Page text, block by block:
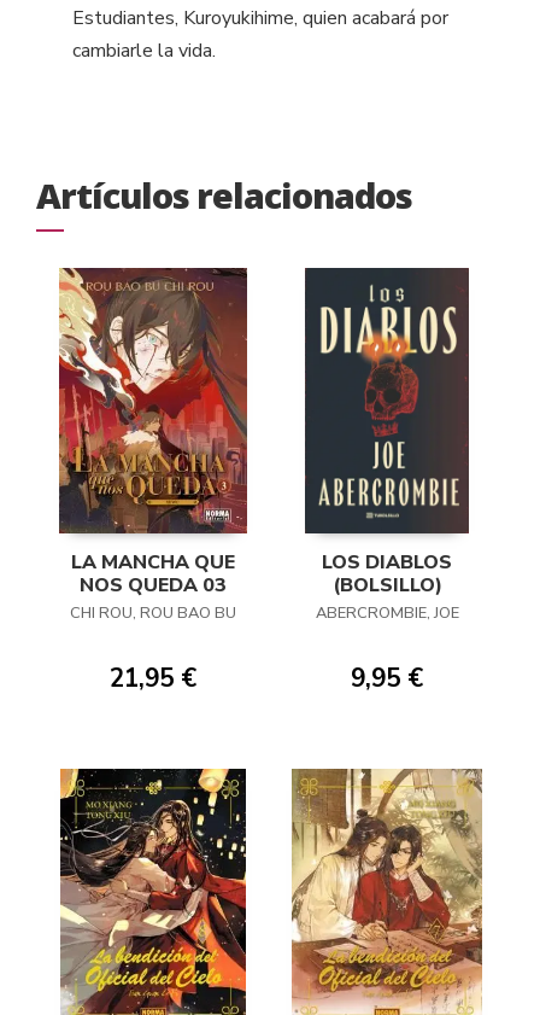
Estudiantes, Kuroyukihime, quien acabará por
cambiarle la vida.
Artículos relacionados
LA MANCHA QUE
NOS QUEDA 03
CHI ROU, ROU BAO BU
21,95 €
LOS DIABLOS
(BOLSILLO)
ABERCROMBIE, JOE
9,95 €